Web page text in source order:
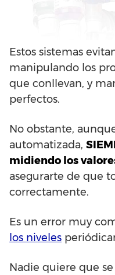
Estos sistemas
manipulando los
que conllevan, y
perfectos.
No obstante,
automatizada,
midiendo los
asegurarte de que
correctamente.
Es un error muy
los niveles
Nadie quiere que